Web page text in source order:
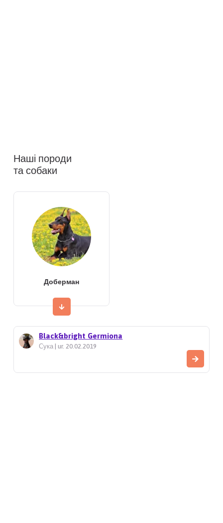
Наші породи
та собаки
Доберман
Black&bright Germiona
Сука | ur. 20.02.2019